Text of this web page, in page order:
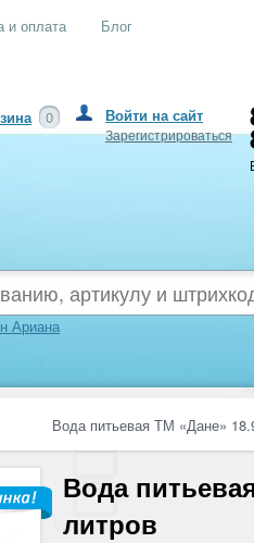
и оплата Блог
Войти на сайт
Зарегистрироваться
0
Ариана
Вода питьевая ТМ «Дане»
Вода
литров